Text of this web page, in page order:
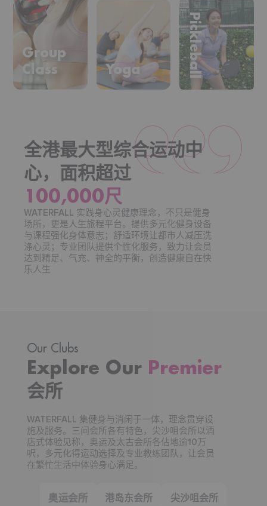
Group
Class
Yoga Pickleball
全港最大型综合运动中
心，面积超过
100,000尺
WATERFALL 实践身心灵健康理念，不只是健身
场所，更是人生旅程平台。提供多元化健身设备
与课程强化身体意志；舒适环境让都市人减压洗
涤心灵；专业团队提供个性化服务，致力让会员
达到精足、气充、神全的平衡，创造健康自在快
乐人生
Our Clubs
Explore Our Premier
会所
WATERFALL 集健身与消闲于一体，理念贯穿设
施及服务。三间会所各有特色，尖沙咀会所以酒
店式体验见称，奥运及太古会所各佔地逾10万
呎，多元化得运动选择及专业教练团队，让会员
在繁忙生活中体验身心满足。
奥运会所 港岛东会所 尖沙咀会所